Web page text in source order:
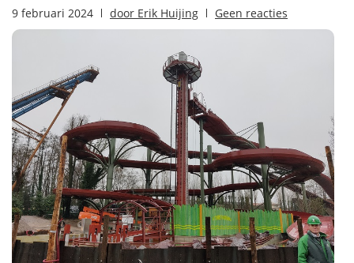
9 februari 2024 door Erik Huijing Geen reacties